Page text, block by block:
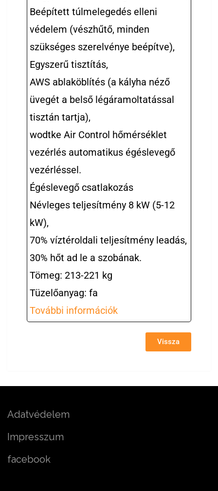
Beépített túlmelegedés elleni
védelem (vészhűtő, minden
szükséges szerelvénye beépítve),
Egyszerű tisztítás,
AWS ablaköblítés (a kályha néző
üvegét a belső légáramoltatással
tisztán tartja),
wodtke Air Control hőmérséklet
vezérlés automatikus égéslevegő
vezérléssel.
Égéslevegő csatlakozás
Névleges teljesítmény 8 kW (5-12
kW),
70% víztéroldali teljesítmény leadás,
30% hőt ad le a szobának.
Tömeg: 213-221 kg
Tüzelőanyag: fa
További információk
Vissza
Adatvédelem
Impresszum
facebook